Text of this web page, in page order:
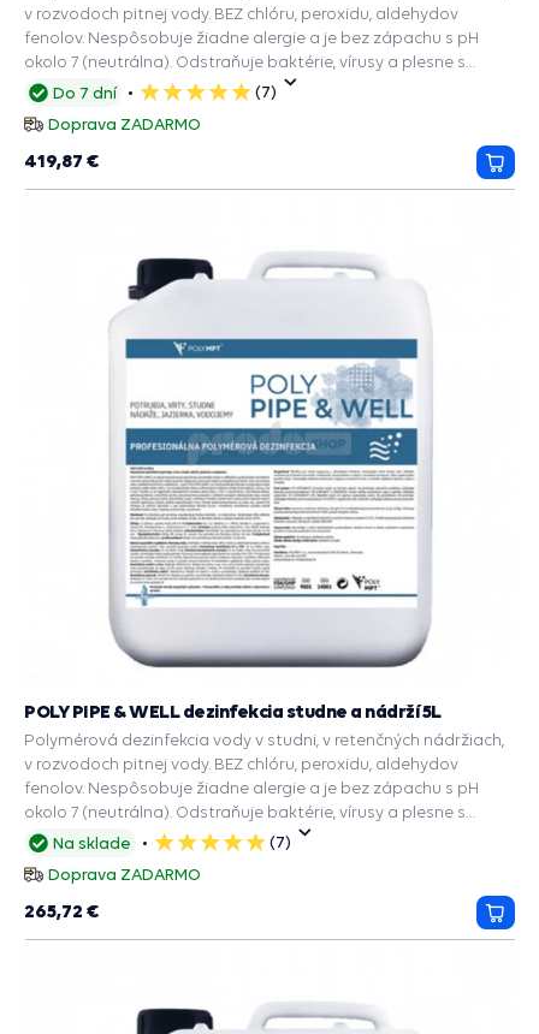
Do 7 dní
5
hviezdičiek
(7)
Doprava ZADARMO
v rozvodoch pitnej vody. BEZ chlóru, peroxidu, aldehydov
fenolov. Nespôsobuje žiadne alergie a je bez zápachu s pH
okolo 7 (neutrálna). Odstraňuje baktérie, vírusy a plesne s
dlhodobým účinkom.
419,87 €
do
Na sklade
5
hviezdičiek
(7)
Doprava ZADARMO
POLY PIPE & WELL dezinfekcia studne a nádrží 5L
Polymérová dezinfekcia vody v studni, v retenčných nádržiach,
v rozvodoch pitnej vody. BEZ chlóru, peroxidu, aldehydov
fenolov. Nespôsobuje žiadne alergie a je bez zápachu s pH
okolo 7 (neutrálna). Odstraňuje baktérie, vírusy a plesne s
dlhodobým účinkom.
265,72 €
do